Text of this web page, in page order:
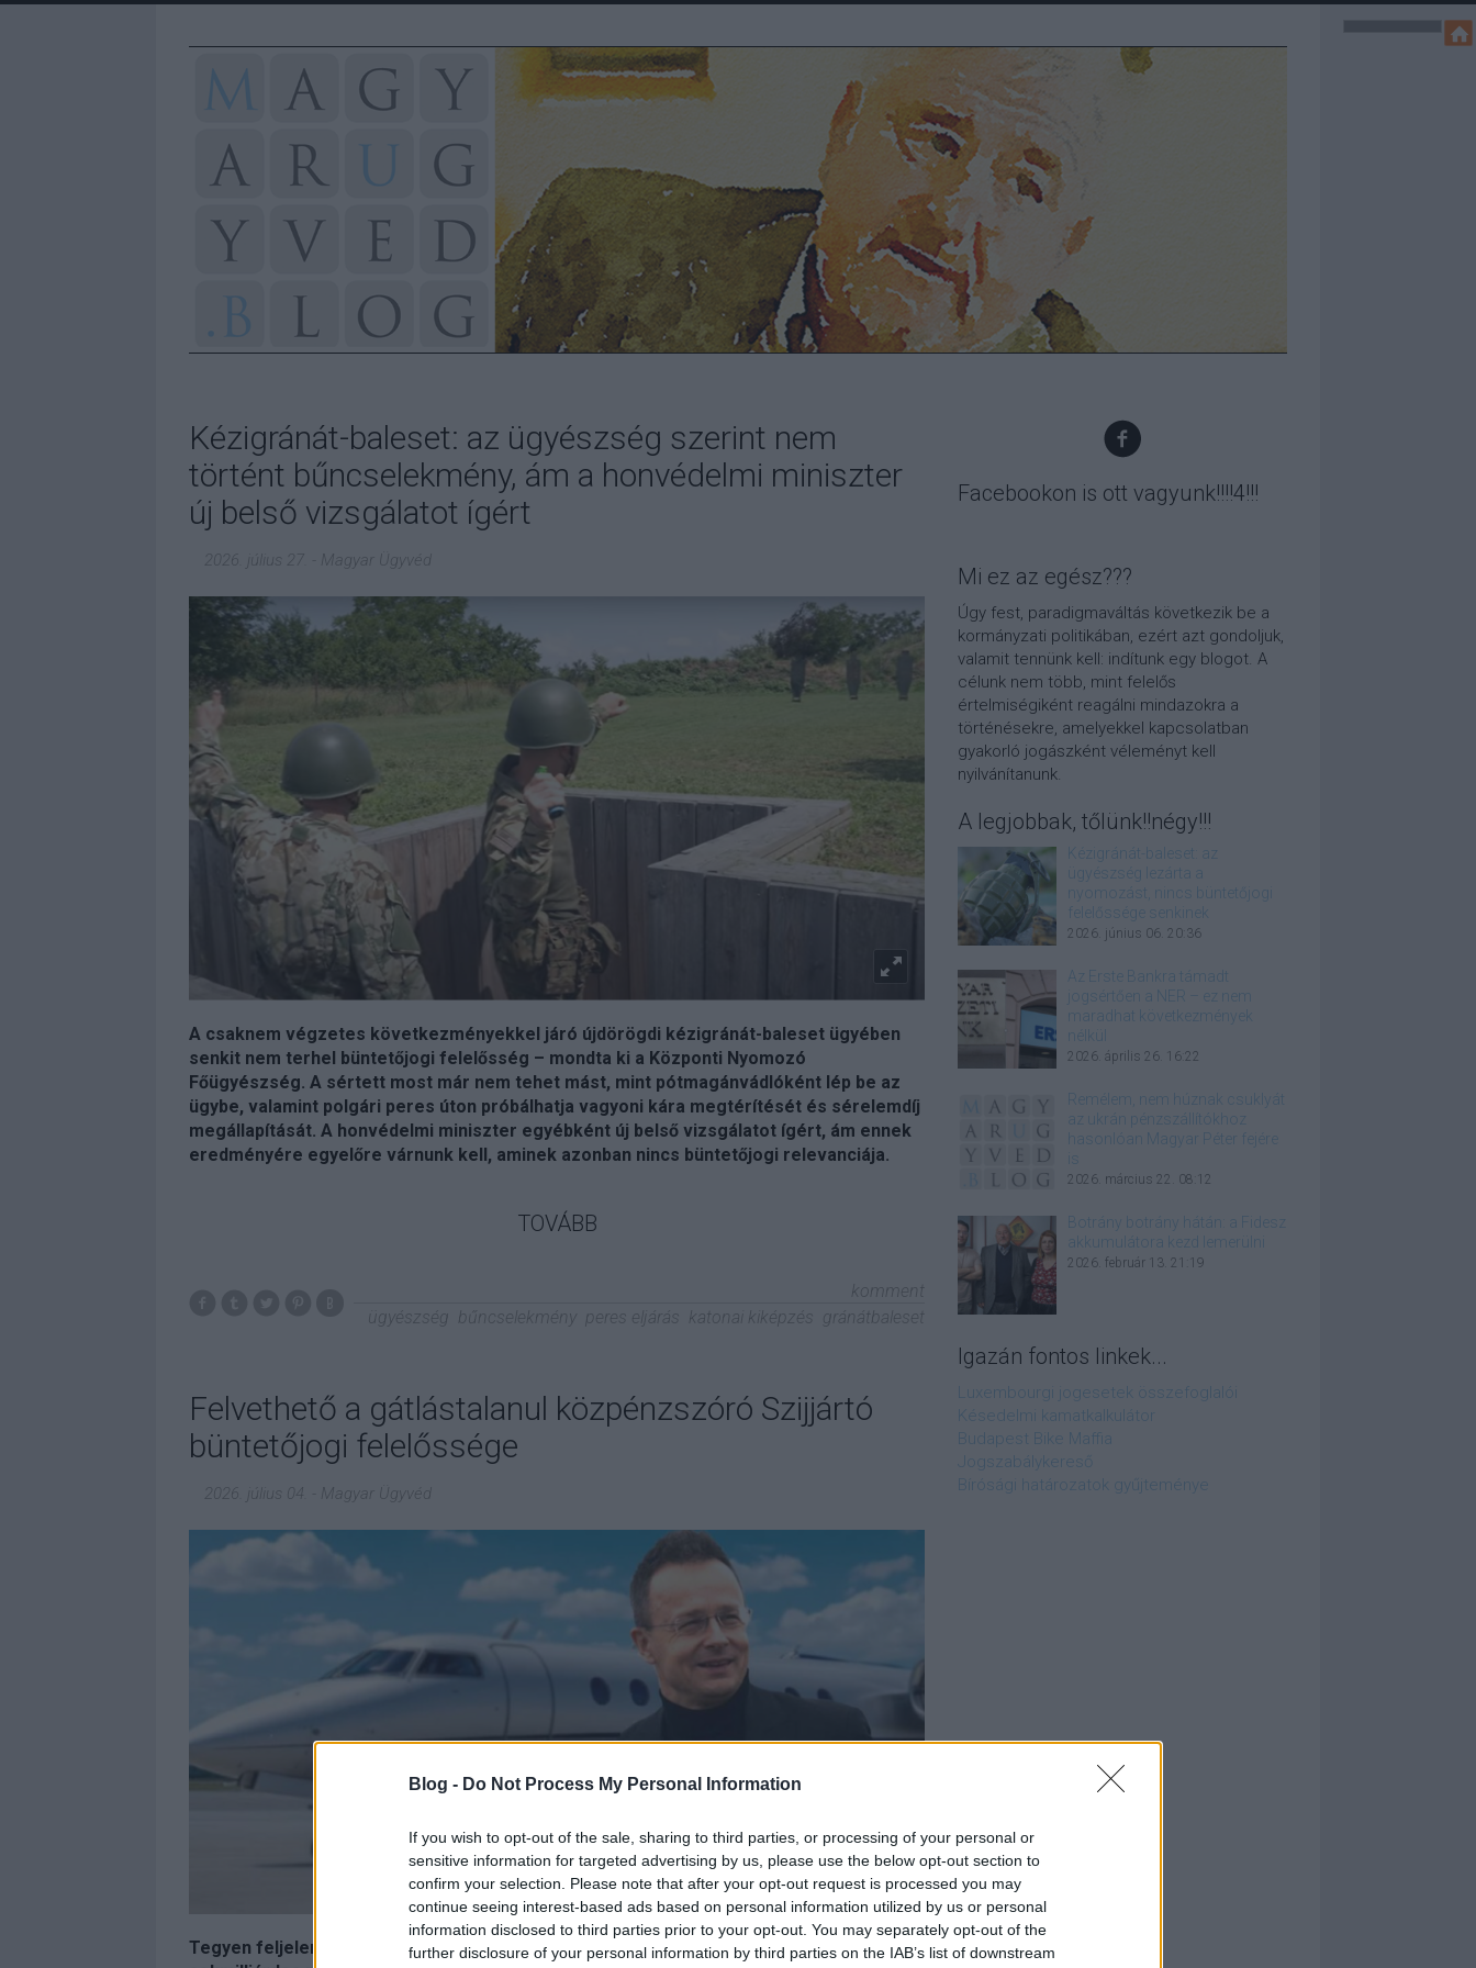
Blog - Do Not Process My Personal Information
If you wish to opt-out of the sale, sharing to third parties, or processing of your personal or
sensitive information for targeted advertising by us, please use the below opt-out section to
confirm your selection. Please note that after your opt-out request is processed you may
continue seeing interest-based ads based on personal information utilized by us or personal
information disclosed to third parties prior to your opt-out. You may separately opt-out of the
further disclosure of your personal information by third parties on the IAB’s list of downstream
Kézigránát-baleset: az ügyészség szerint nem
történt bűncselekmény, ám a honvédelmi miniszter
új belső vizsgálatot ígért
2026. július 27. Magyar Ügyvéd
A csaknem végzetes következményekkel járó újdörögdi kézigránát-baleset ügyében
senkit nem terhel büntetőjogi felelősség – mondta ki a Központi Nyomozó
Főügyészség. A sértett most már nem tehet mást, mint pótmagánvádlóként lép be az
ügybe, valamint polgári peres úton próbálhatja vagyoni kára megtérítését és sérelemdíj
megállapítását. A honvédelmi miniszter egyébként új belső vizsgálatot ígért, ám ennek
eredményére egyelőre várnunk kell, aminek azonban nincs büntetőjogi relevanciája.
TOVÁBB
komment
ügyészség bűncselekmény peres eljárás katonai kiképzés gránátbaleset
Felvethető a gátlástalanul közpénzszóró Szijjártó
büntetőjogi felelőssége
2026. július 04. Magyar Ügyvéd
Tegyen feljelentést az új külügyi államtitkár – vagy bárki más – a Szijjártó Péter
Facebookon is ott vagyunk!!!!4!!!
Mi ez az egész???
Úgy fest, paradigmaváltás következik be a
kormányzati politikában, ezért azt gondoljuk,
valamit tennünk kell: indítunk egy blogot. A
célunk nem több, mint felelős
értelmiségiként reagálni mindazokra a
történésekre, amelyekkel kapcsolatban
gyakorló jogászként véleményt kell
nyilvánítanunk.
A legjobbak, tőlünk!!négy!!!
Kézigránát-baleset: az
ügyészség lezárta a
nyomozást, nincs büntetőjogi
felelőssége senkinek
2026. június 06. 20:36
Az Erste Bankra támadt
jogsértően a NER – ez nem
maradhat következmények
nélkül
2026. április 26. 16:22
Remélem, nem húznak csuklyát
az ukrán pénzszállítókhoz
hasonlóan Magyar Péter fejére
2026. március 22. 08:12
Botrány botrány hátán: a Fidesz
akkumulátora kezd lemerülni
2026. február 13. 21:19
Igazán fontos linkek...
Luxembourgi jogesetek összefoglalói
Késedelmi kamatkalkulátor
Budapest Bike Maffia
Jogszabálykereső
Bírósági határozatok gyűjteménye